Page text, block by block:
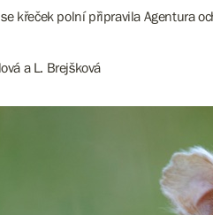
křeček polní připravila Agentura
a L. Brejšková